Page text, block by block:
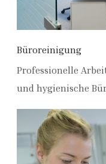
Büroreinigung
Professionelle
und hygienische